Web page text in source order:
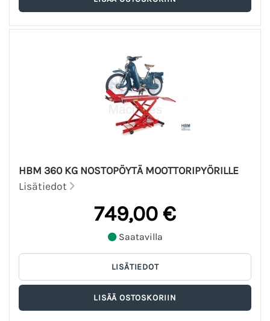
HBM 360 KG NOSTOPÖYTÄ MOOTTORIPYÖRILLE
Lisätiedot
749,00 €
Saatavilla